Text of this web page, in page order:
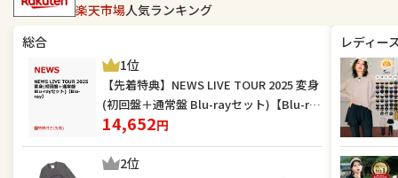
楽天市場人気ランキング
総合
1位
【先着特典】NEWS LIVE TOUR 2025 変身
(初回盤＋通常盤 Blu-rayセット)【Blu-ra
y】(お城がめじるし変身チャーム×2) [ NE
WS ]
14,652円
2位
レディー